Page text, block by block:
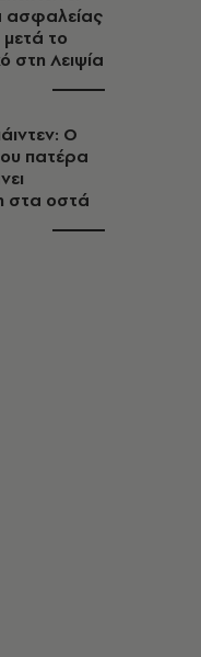
ασφαλείας
το
στη Λειψία
Ο
πατέρα
στα οστά